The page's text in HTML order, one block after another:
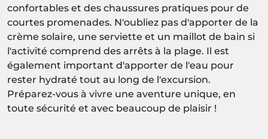
confortables et des chaussures pratiques pour de
courtes promenades. N'oubliez pas d'apporter de la
crème solaire, une serviette et un maillot de bain si
l'activité comprend des arrêts à la plage. Il est
également important d'apporter de l'eau pour
rester hydraté tout au long de l'excursion.
Préparez-vous à vivre une aventure unique, en
toute sécurité et avec beaucoup de plaisir !